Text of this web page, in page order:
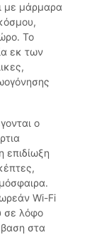
με μάρμαρα
Το
εκ των
ο
επιδίωξη
Wi-Fi
σε λόφο
στα